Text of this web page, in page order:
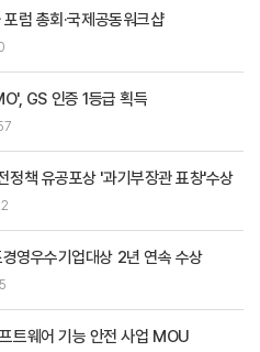
럼 총회·국제공동워크샵
GS 인증 1등급 획득
정책 유공포상 '과기부장관 표창'수상
영우수기업대상 2년 연속 수상
트웨어 기능 안전 사업 MOU